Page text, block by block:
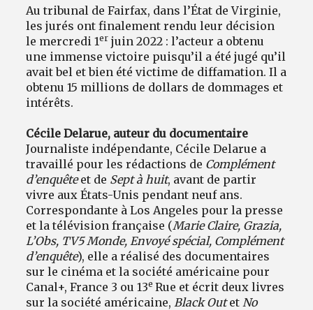
Au tribunal de Fairfax, dans l’État de Virginie,
les jurés ont finalement rendu leur décision
le mercredi 1er juin 2022 : l’acteur a obtenu
une immense victoire puisqu’il a été jugé qu’il
avait bel et bien été victime de diffamation. Il a
obtenu 15 millions de dollars de dommages et
intérêts.
Cécile Delarue, auteur du documentaire
Journaliste indépendante, Cécile Delarue a
travaillé pour les rédactions de Complément
d’enquêteet de Sept à huit, avant de partir
vivre aux États-Unis pendant neuf ans.
Correspondante à Los Angeles pour la presse
et la télévision française (Marie Claire, Grazia,
L’Obs, TV5 Monde, Envoyé spécial, Complément
d’enquête), elle a réalisé des documentaires
sur le cinéma et la société américaine pour
Canal+, France 3 ou 13eRue et écrit deux livres
sur la société américaine,Black OutetNo